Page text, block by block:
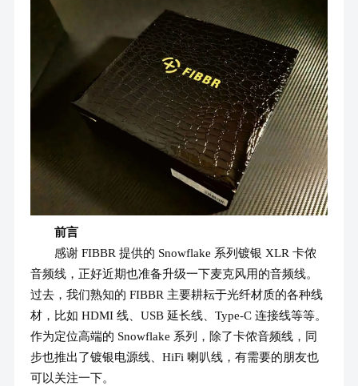
前言
感谢 FIBBR 提供的 Snowflake 系列镀银 XLR 卡侬
音频线，正好近期也准备升级一下麦克风用的音频线。
过去，我们熟知的 FIBBR 主要耕耘于光纤材质的各种线
材，比如 HDMI 线、USB 延长线、Type-C 连接线等等。
作为定位高端的 Snowflake 系列，除了卡侬音频线，同
步也推出了镀银电源线、HiFi 喇叭线，有需要的朋友也
可以关注一下。